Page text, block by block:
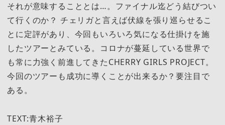
それが意味することとは…。ファイナル迄どう結びつい
て行くのか？ チェリガと言えば伏線を張り巡らせるこ
とに定評があり、今回もいろいろ気になる仕掛けを施
したツアーとみている。コロナが蔓延している世界で
も常に力強く前進してきたCHERRY GIRLS PROJECT。
今回のツアーも成功に導くことが出来るか？要注目で
ある。
TEXT:青木裕子